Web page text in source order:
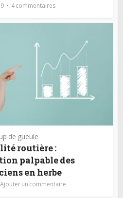
4 commentaires
de gueule
routière :
palpable des
en herbe
Ajouter un commentaire